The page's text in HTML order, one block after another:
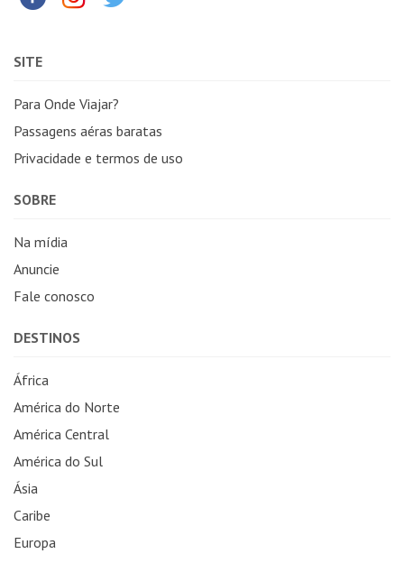
SITE
Para Onde Viajar?
Passagens aéras baratas
Privacidade e termos de uso
SOBRE
Na mídia
Anuncie
Fale conosco
DESTINOS
África
América do Norte
América Central
América do Sul
Ásia
Caribe
Europa